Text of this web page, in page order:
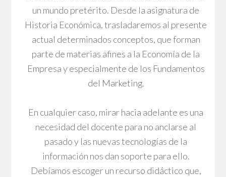
un mundo pretérito. Desde la asignatura de
Historia Económica, trasladaremos al presente
actual determinados conceptos, que forman
parte de materias afines a la Economía de la
Empresa y especialmente de los Fundamentos
del Marketing.
En cualquier caso, mirar hacia adelante es una
necesidad del docente para no anclarse al
pasado y las nuevas tecnologías de la
información nos dan soporte para ello.
Debíamos escoger un recurso didáctico que,